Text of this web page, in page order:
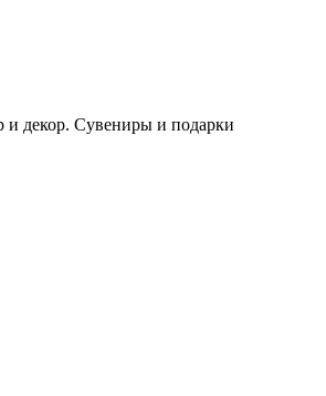
и декор. Сувениры и подарки